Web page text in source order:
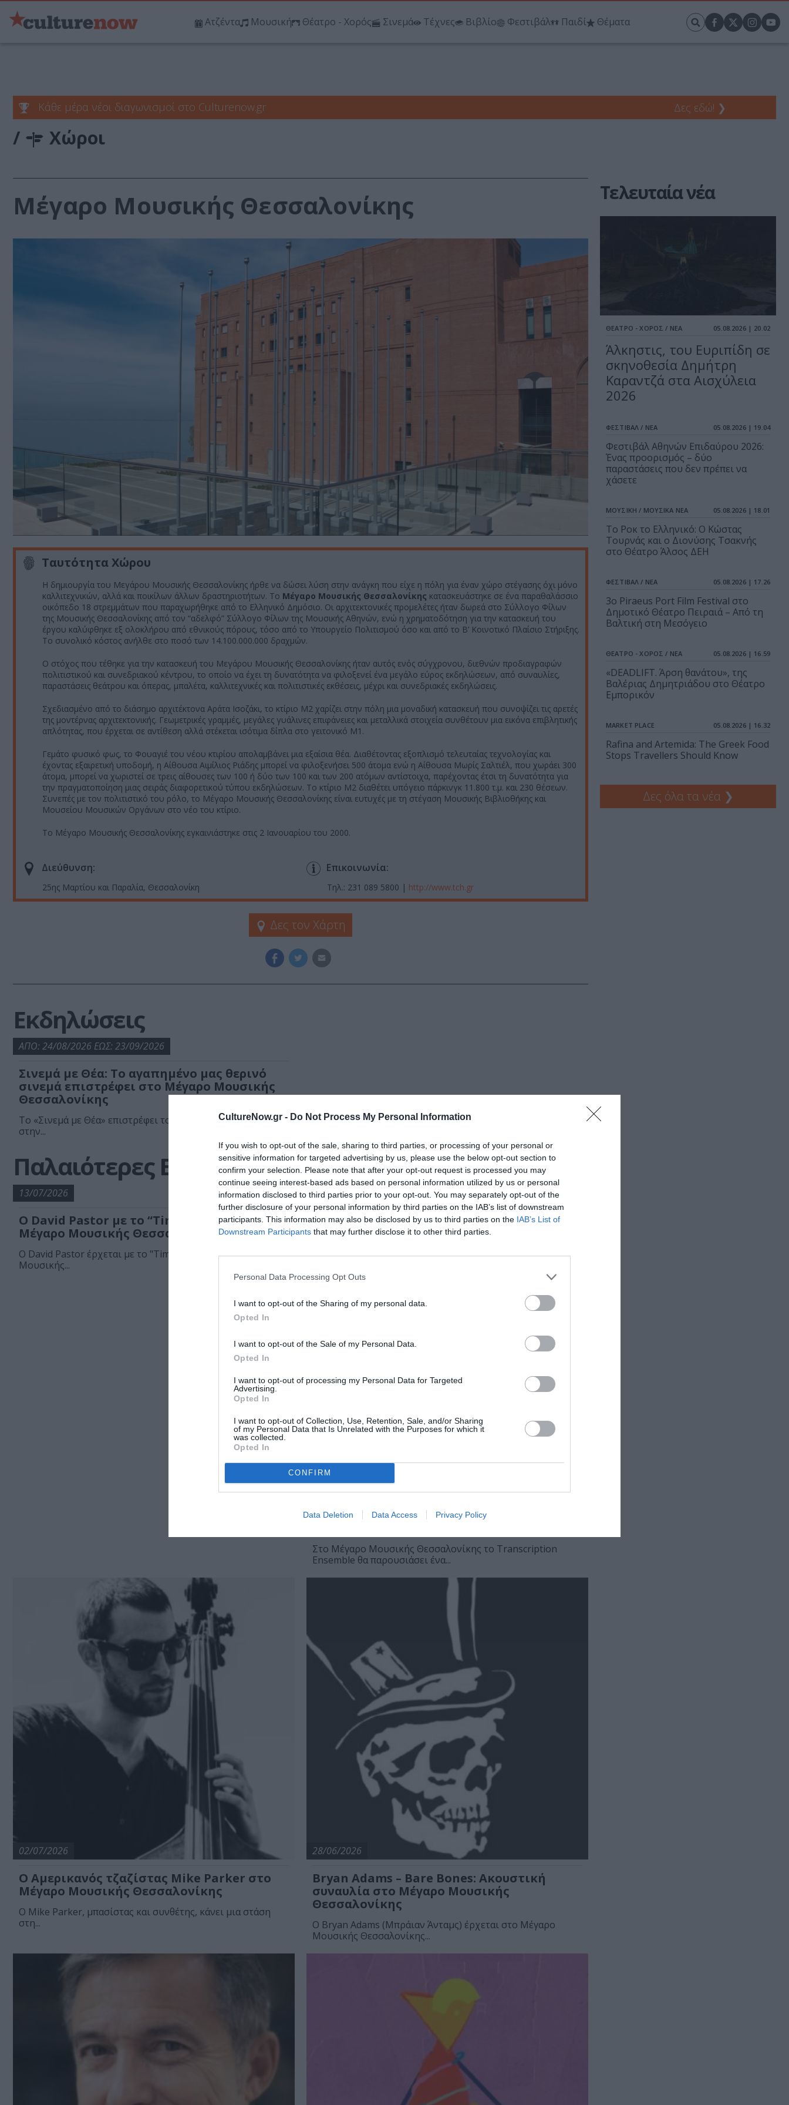
CultureNow.gr - Do Not Process My Personal Information
If you wish to opt-out of the sale, sharing to third parties, or processing of your personal or
sensitive information for targeted advertising by us, please use the below opt-out section to
confirm your selection. Please note that after your opt-out request is processed you may
continue seeing interest-based ads based on personal information utilized by us or personal
information disclosed to third parties prior to your opt-out. You may separately opt-out of the
further disclosure of your personal information by third parties on the IAB’s list of downstream
participants. This information may also be disclosed by us to third parties on the IAB’s List of
Downstream Participants that may further disclose it to other third parties.
Personal Data Processing Opt Outs
I want to opt-out of the Sharing of my personal data.
Opted In
I want to opt-out of the Sale of my Personal Data.
Opted In
I want to opt-out of processing my Personal Data for Targeted
Advertising.
Opted In
I want to opt-out of Collection, Use, Retention, Sale, and/or Sharing
of my Personal Data that Is Unrelated with the Purposes for which it
was collected.
Opted In
CONFIRM
Data Deletion Data Access Privacy Policy
Ατζέντα Μουσική Θέατρο - Χορός Σινεμά Τέχνες Βιβλίο Φεστιβάλ Παιδί Θέματα
Κάθε μέρα νέοι διαγωνισμοί στο Culturenow.gr Δες εδώ! ❯
/ Χώροι
Μέγαρο Μουσικής Θεσσαλονίκης
Ταυτότητα Χώρου
Η δημιουργία του Μεγάρου Μουσικής Θεσσαλονίκης ήρθε να δώσει λύση στην ανάγκη που είχε η πόλη για έναν χώρο στέγασης όχι μόνο
καλλιτεχνικών, αλλά και ποικίλων άλλων δραστηριοτήτων. Το Μέγαρο Μουσικής Θεσσαλονίκης κατασκευάστηκε σε ένα παραθαλάσσιο
οικόπεδο 18 στρεμμάτων που παραχωρήθηκε από το Ελληνικό Δημόσιο. Οι αρχιτεκτονικές προμελέτες ήταν δωρεά στο Σύλλογο Φίλων
της Μουσικής Θεσσαλονίκης από τον “αδελφό” Σύλλογο Φίλων της Μουσικής Αθηνών, ενώ η χρηματοδότηση για την κατασκευή του
έργου καλύφθηκε εξ ολοκλήρου από εθνικούς πόρους, τόσο από το Υπουργείο Πολιτισμού όσο και από το Β’ Κοινοτικό Πλαίσιο Στήριξης.
Το συνολικό κόστος ανήλθε στο ποσό των 14.100.000.000 δραχμών.
Ο στόχος που τέθηκε για την κατασκευή του Μεγάρου Μουσικής Θεσσαλονίκης ήταν αυτός ενός σύγχρονου, διεθνών προδιαγραφών
πολιτιστικού και συνεδριακού κέντρου, το οποίο να έχει τη δυνατότητα να φιλοξενεί ένα μεγάλο εύρος εκδηλώσεων, από συναυλίες,
παραστάσεις θεάτρου και όπερας, μπαλέτα, καλλιτεχνικές και πολιτιστικές εκθέσεις, μέχρι και συνεδριακές εκδηλώσεις.
Σχεδιασμένο από το διάσημο αρχιτέκτονα Αράτα Ισοζάκι, το κτίριο Μ2 χαρίζει στην πόλη μια μοναδική κατασκευή που συνοψίζει τις αρετές
της μοντέρνας αρχιτεκτονικής. Γεωμετρικές γραμμές, μεγάλες γυάλινες επιφάνειες και μεταλλικά στοιχεία συνθέτουν μια εικόνα επιβλητικής
απλότητας, που έρχεται σε αντίθεση αλλά στέκεται ισότιμα δίπλα στο γειτονικό Μ1.
Γεμάτο φυσικό φως, το Φουαγιέ του νέου κτιρίου απολαμβάνει μια εξαίσια θέα. Διαθέτοντας εξοπλισμό τελευταίας τεχνολογίας και
έχοντας εξαιρετική υποδομή, η Αίθουσα Αιμίλιος Ριάδης μπορεί να φιλοξενήσει 500 άτομα ενώ η Αίθουσα Μωρίς Σαλτιέλ, που χωράει 300
άτομα, μπορεί να χωριστεί σε τρεις αίθουσες των 100 ή δύο των 100 και των 200 ατόμων αντίστοιχα, παρέχοντας έτσι τη δυνατότητα για
την πραγματοποίηση μιας σειράς διαφορετικού τύπου εκδηλώσεων. Το κτίριο Μ2 διαθέτει υπόγειο πάρκινγκ 11.800 τ.μ. και 230 θέσεων.
Συνεπές με τον πολιτιστικό του ρόλο, το Μέγαρο Μουσικής Θεσσαλονίκης είναι ευτυχές με τη στέγαση Μουσικής Βιβλιοθήκης και
Μουσείου Μουσικών Οργάνων στο νέο του κτίριο.
Το Μέγαρο Μουσικής Θεσσαλονίκης εγκαινιάστηκε στις 2 Ιανουαρίου του 2000.
Διεύθυνση:
25ης Μαρτίου και Παραλία, Θεσσαλονίκη
Επικοινωνία:
Τηλ.: 231 089 5800 | http://www.tch.gr
Δες τον Χάρτη
Εκδηλώσεις
ΑΠΟ: 24/08/2026 ΕΩΣ: 23/09/2026
Σινεμά με Θέα: Το αγαπημένο μας θερινό
σινεμά επιστρέφει στο Μέγαρο Μουσικής
Θεσσαλονίκης
Το «Σινεμά με Θέα» επιστρέφει το καλοκαίρι του 2026
στην...
Παλαιότερες Εκδηλώσεις
13/07/2026
Ο David Pastor με το “TimeLapse” στο
Μέγαρο Μουσικής Θεσσαλονίκης
Ο David Pastor έρχεται με το "TimeLapse" στο Μέγαρο
Μουσικής...
06/07/2026
Άστορ Πιατσόλα στο Μέγαρο Μουσικής
Στο Μέγαρο Μουσικής Θεσσαλονίκης το Transcription
Ensemble θα παρουσιάσει ένα...
02/07/2026
Ο Αμερικανός τζαζίστας Mike Parker στο
Μέγαρο Μουσικής Θεσσαλονίκης
Ο Mike Parker, μπασίστας και συνθέτης, κάνει μια στάση
στη...
28/06/2026
Bryan Adams – Bare Bones: Aκουστική
συναυλία στο Μέγαρο Μουσικής
Θεσσαλονίκης
Ο Bryan Adams (Μπράιαν Άνταμς) έρχεται στο Μέγαρο
Μουσικής Θεσσαλονίκης...
Τελευταία νέα
ΘΕΑΤΡΟ - ΧΟΡΟΣ / ΝΕΑ 05.08.2026 | 20.02
Άλκηστις, του Ευριπίδη σε
σκηνοθεσία Δημήτρη
Καραντζά στα Αισχύλεια
2026
ΦΕΣΤΙΒΑΛ / ΝΕΑ 05.08.2026 | 19.04
Φεστιβάλ Αθηνών Επιδαύρου 2026:
Ένας προορισμός – δύο
παραστάσεις που δεν πρέπει να
χάσετε
ΜΟΥΣΙΚΗ / ΜΟΥΣΙΚΑ ΝΕΑ 05.08.2026 | 18.01
Το Ροκ το Ελληνικό: Ο Κώστας
Τουρνάς και ο Διονύσης Τσακνής
στο Θέατρο Άλσος ΔΕΗ
ΦΕΣΤΙΒΑΛ / ΝΕΑ 05.08.2026 | 17.26
3o Piraeus Port Film Festival στο
Δημοτικό Θέατρο Πειραιά – Από τη
Βαλτική στη Μεσόγειο
ΘΕΑΤΡΟ - ΧΟΡΟΣ / ΝΕΑ 05.08.2026 | 16.59
«DEADLIFT. Άρση θανάτου», της
Βαλέριας Δημητριάδου στο Θέατρο
Εμπορικόν
MARKET PLACE 05.08.2026 | 16.32
Rafina and Artemida: The Greek Food
Stops Travellers Should Know
Δες όλα τα νέα ❯